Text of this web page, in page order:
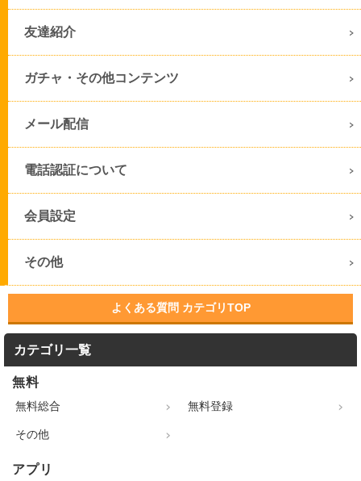
友達紹介
ガチャ・その他コンテンツ
メール配信
電話認証について
会員設定
その他
よくある質問 カテゴリTOP
カテゴリ一覧
無料
無料総合 無料登録
その他
アプリ